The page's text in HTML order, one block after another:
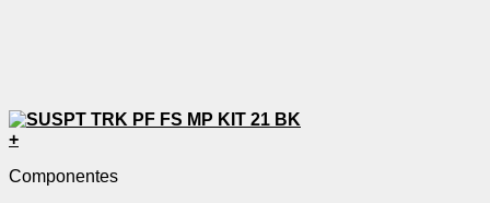
+
Componentes